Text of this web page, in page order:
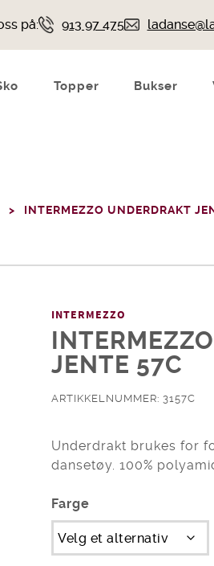
på: 913 97 475
Topper Bukser
INTERMEZZO UNDERDRAKT
INTERMEZZO
JENTE 57C
ARTIKKELNUMMER: 3157C
Underdrakt brukes for
dansetøy. 100%
Farge